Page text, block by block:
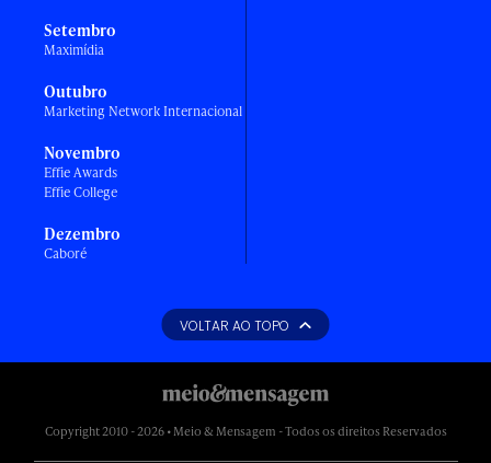
Setembro
Maximídia
Outubro
Marketing Network Internacional
Novembro
Effie Awards
Effie College
Dezembro
Caboré
VOLTAR AO TOPO
Copyright 2010 - 2026 • Meio & Mensagem - Todos os direitos Reservados